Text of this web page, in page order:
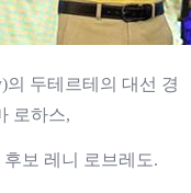
의 두테르테의 대선 경
로하스,
보 레니 로브레도.